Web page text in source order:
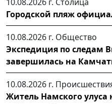
Городской пляж
10.08.2026 г. Общество
Экспедиция по следам
завершилась на
10.08.2026 г.
Житель Намского улуса